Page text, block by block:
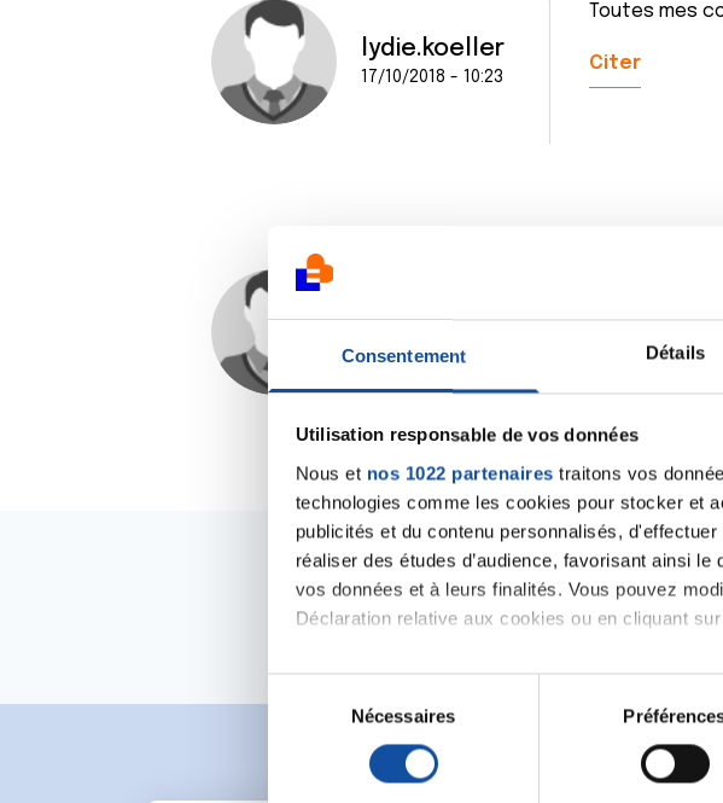
Consentement Détails
Utilisation responsable de vos données
Nous et nos 1022 partenaires traitons vos
technologies comme les cookies pour stocker et
publicités et du contenu personnalisés,
réaliser des études d’audience, favorisant ainsi
vos données et à leurs finalités. Vous pouvez
Déclaration relative aux cookies ou en cliquant
Si vous le permettez, nous aimerions également :
Collecter des informations sur votre
digitales).
Nécessaires
lydie.koeller
17/10/2018 - 10:23
Toutes mes
Citer
Mimilasouris
17/10/2018 - 10:30